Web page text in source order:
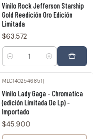
Vinilo Rock Jefferson Starship
Gold Reedición Oro Edición
Limitada
$63.572
Cantidad
MLC1402546851
Vinilo Lady Gaga - Chromatica
(edición Limitada De Lp) -
Importado
$45.900